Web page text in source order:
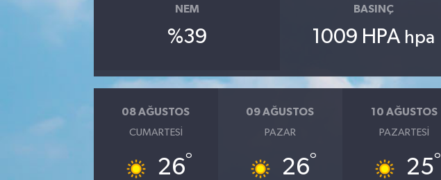
NEM
%39
BASINÇ
1009 HPA hpa
08 AĞUSTOS
CUMARTESI
26°
09 AĞUSTOS
PAZAR
26°
10 AĞUSTOS
PAZARTESI
25°